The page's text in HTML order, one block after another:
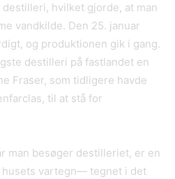
hvilket gjorde, at man
vandkilde. Den 25. januar
og produktionen gik i gang.
destilleri på fastlandet en
Fraser, som tidligere havde
til at stå for
man besøger destilleriet, er en
husets vartegn— tegnet i det